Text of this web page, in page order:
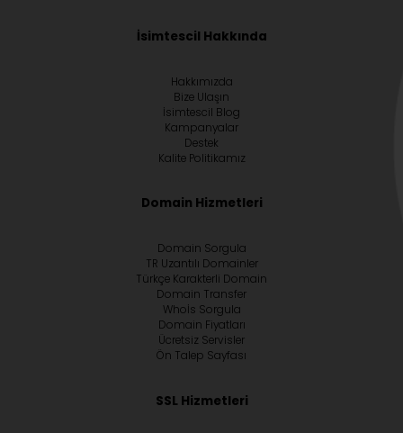
İsimtescil Hakkında
Hakkımızda
Bize Ulaşın
İsimtescil Blog
Kampanyalar
Destek
Kalite Politikamız
Domain Hizmetleri
Domain Sorgula
TR Uzantılı Domainler
Türkçe Karakterli Domain
Domain Transfer
Whoİs Sorgula
Domain Fiyatları
Ücretsiz Servisler
Ön Talep Sayfası
SSL Hizmetleri